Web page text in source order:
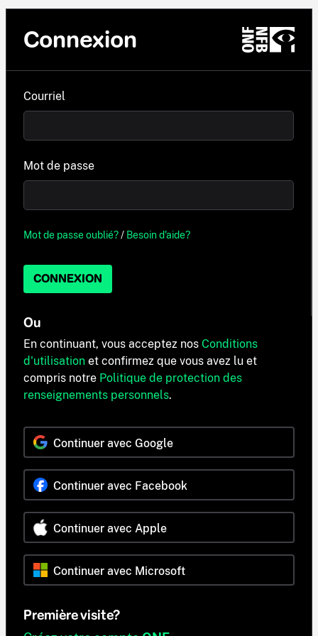
Connexion
Courriel
Mot de passe
Mot de passe oublié?/ Besoin d'aide?
CONNEXION
Ou
En continuant, vous acceptez nos Conditions
d'utilisation et confirmez que vous avez lu et
compris notre Politique de protection des
renseignements personnels.
Continuer avec Google
Continuer avec Facebook
Continuer avec Apple
Continuer avec Microsoft
Première visite?